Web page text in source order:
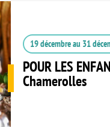
19 décembreau 31
POUR LES
Chamerolles